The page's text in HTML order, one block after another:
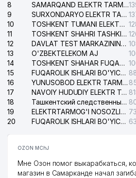
8
SAMARQAND ELEKTR TARMOQLARI AJ
9
SURXONDARYO ELEKTR TARMOQLARI AJ
10
TOSHKENT TUMANI ELEKTR TARMOG'I AVARIYA XIZMATI
11
TOSHKENT SHAHRI TASHKILOT TELEFONLARI HAQIDA MA'LUMOT BYUROSI
12
DAVLAT TEST MARKAZINING ISHONCH TELEFONLARI
13
O'ZBEKTELEKOM AJ
14
TOSHKENT SHAHAR FUQAROLIK ISHLARI BO'YICHA SUDI
15
FUQAROLIK ISHLARI BO'YICHA YAKKASAROY TUMANLARARO SUDI
16
YUNUSOBOD ELEKTR TARMOG'I NOSOZLIKLARI XIZMATI
17
NAVOIY HUDUDIY ELEKTR TARMOQLARI KORXONASI AJ
18
Ташкентский следственный изолятор
19
ELEKTRTARMOG'I NOSOZLIKLARINI TO'ZATISH SERGELI XIZMATI
20
FUQAROLIK ISHLARI BO'YICHA UCH-TEPA TUMANI SUDI
OZON MChJ
Мне Озон помог выкарабкаться,
магазин в Самарканде начал